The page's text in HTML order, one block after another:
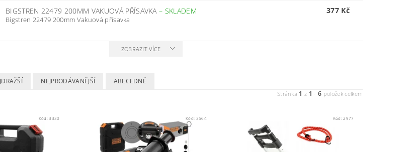
BIGSTREN 22479 200MM VAKUOVÁ PŘÍSAVKA– SKLADEM
Bigstren 22479 200mm Vakuová přísavka
377 Kč
ZOBRAZIT VÍCE
NEJPRODÁVANĚJŠÍ ABECEDNĚ
Stránka 1 z 1 -6 položek celkem
Kód:3330 Kód: 3564 Kód:2977